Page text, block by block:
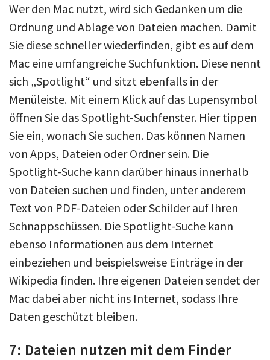
Wer den Mac nutzt, wird sich Gedanken um die
Ordnung und Ablage von Dateien machen. Damit
Sie diese schneller wiederfinden, gibt es auf dem
Mac eine umfangreiche Suchfunktion. Diese nennt
sich „Spotlight“ und sitzt ebenfalls in der
Menüleiste. Mit einem Klick auf das Lupensymbol
öffnen Sie das Spotlight-Suchfenster. Hier tippen
Sie ein, wonach Sie suchen. Das können Namen
von Apps, Dateien oder Ordner sein. Die
Spotlight-Suche kann darüber hinaus innerhalb
von Dateien suchen und finden, unter anderem
Text von PDF-Dateien oder Schilder auf Ihren
Schnappschüssen. Die Spotlight-Suche kann
ebenso Informationen aus dem Internet
einbeziehen und beispielsweise Einträge in der
Wikipedia finden. Ihre eigenen Dateien sendet der
Mac dabei aber nicht ins Internet, sodass Ihre
Daten geschützt bleiben.
7: Dateien nutzen mit dem Finder